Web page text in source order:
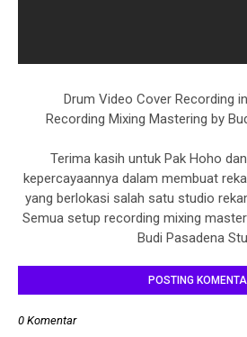
Drum Video Cover Recording
Recording Mixing Mastering by
Terima kasih untuk Pak Hoho
kepercayaannya dalam membuat
yang berlokasi salah satu studio
Semua setup recording mixing
Budi Pasadena
POSTING
0 Komentar